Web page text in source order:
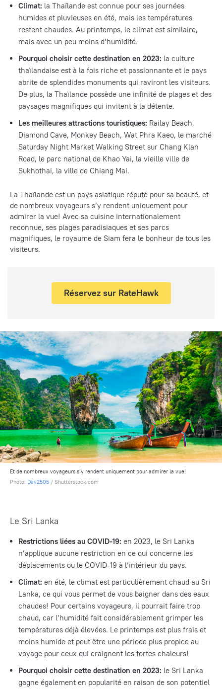
Climat: la Thaïlande est connue pour ses journées
humides et pluvieuses en été, mais les températures
restent chaudes. Au printemps, le climat est similaire,
mais avec un peu moins d’humidité.
Pourquoi choisir cette destination en 2023: la culture
thaïlandaise est à la fois riche et passionnante et le pays
abrite de splendides monuments qui raviront les visiteurs.
De plus, la Thaïlande possède une infinité de plages et des
paysages magnifiques qui invitent à la détente.
Les meilleures attractions touristiques: Railay Beach,
Diamond Cave, Monkey Beach, Wat Phra Kaeo, le marché
Saturday Night Market Walking Street sur Chang Klan
Road, le parc national de Khao Yai, la vieille ville de
Sukhothai, la ville de Chiang Mai.
La Thaïlande est un pays asiatique réputé pour sa beauté, et
de nombreux voyageurs s’y rendent uniquement pour
admirer la vue! Avec sa cuisine internationalement
reconnue, ses plages paradisiaques et ses parcs
magnifiques, le royaume de Siam fera le bonheur de tous les
visiteurs.
Réservez sur RateHawk
Et de nombreux voyageurs s’y rendent uniquement pour admirer la vue!
Photo: Day2505 / Shutterstock.com
Le Sri Lanka
Restrictions liées au COVID-19: en 2023, le Sri Lanka
n’applique aucune restriction en ce qui concerne les
déplacements ou le COVID-19 à l’intérieur du pays.
Climat: en été, le climat est particulièrement chaud au Sri
Lanka, ce qui vous permet de vous baigner dans des eaux
chaudes! Pour certains voyageurs, il pourrait faire trop
chaud, car l’humidité fait considérablement grimper les
températures déjà élevées. Le printemps est plus frais et
moins humide et peut être une période plus propice au
voyage pour ceux qui craignent les fortes chaleurs!
Pourquoi choisir cette destination en 2023: le Sri Lanka
gagne également en popularité en raison de son potentiel